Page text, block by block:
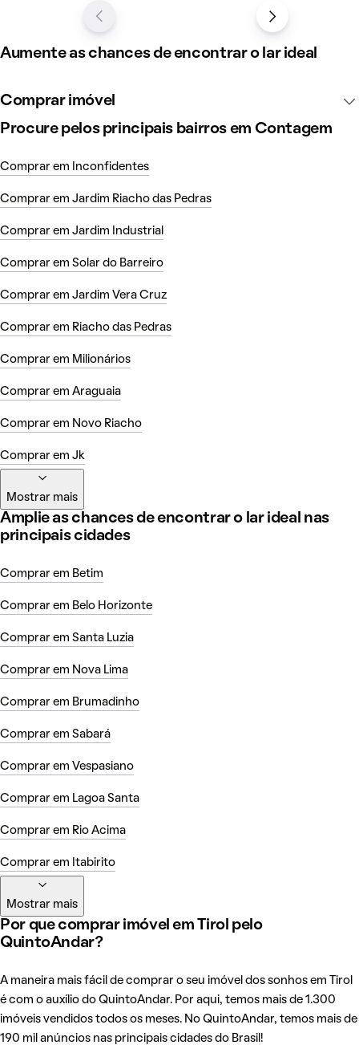
Aumente as chances de encontrar o lar ideal
Comprar imóvel
Procure pelos principais bairros em Contagem
Comprar em Inconfidentes
Comprar em Jardim Riacho das Pedras
Comprar em Jardim Industrial
Comprar em Solar do Barreiro
Comprar em Jardim Vera Cruz
Comprar em Riacho das Pedras
Comprar em Milionários
Comprar em Araguaia
Comprar em Novo Riacho
Comprar em Jk
Mostrar mais
Amplie as chances de encontrar o lar ideal nas
principais cidades
Comprar em Betim
Comprar em Belo Horizonte
Comprar em Santa Luzia
Comprar em Nova Lima
Comprar em Brumadinho
Comprar em Sabará
Comprar em Vespasiano
Comprar em Lagoa Santa
Comprar em Rio Acima
Comprar em Itabirito
Mostrar mais
Por que comprar imóvel em Tirol pelo
QuintoAndar?
A maneira mais fácil de comprar o seu imóvel dos sonhos em Tirol
é com o auxílio do QuintoAndar. Por aqui, temos mais de 1.300
imóveis vendidos todos os meses. No QuintoAndar, temos mais de
190 mil anúncios nas principais cidades do Brasil!